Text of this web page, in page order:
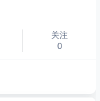
关注
0